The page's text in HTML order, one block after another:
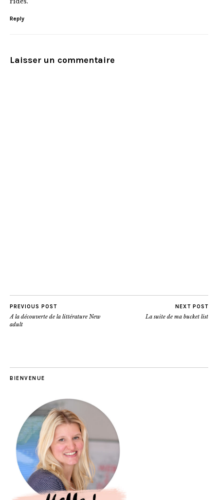
Reply
Laisser un commentaire
PREVIOUS POST
A la découverte de la littérature New
adult
NEXT POST
La suite de ma bucket list
BIENVENUE